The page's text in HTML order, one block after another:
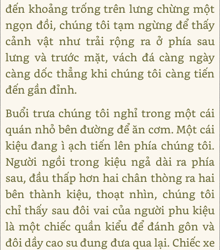
đến khoảng trống trên lưng chừng một
ngọn đồi, chúng tôi tạm ngừng để thấy
cảnh vật như trải rộng ra ở phía sau
lưng và trước mặt, vách đá càng ngày
càng dốc thẳng khi chúng tôi càng tiến
đến gần đỉnh.
Buổi trưa chúng tôi nghỉ trong một cái
quán nhỏ bên đường để ăn cơm. Một cái
kiệu đang ì ạch tiến lên phía chúng tôi.
Người ngồi trong kiệu ngả dài ra phía
sau, đầu thấp hơn hai chân thòng ra hai
bên thành kiệu, thoạt nhìn, chúng tôi
chỉ thấy sau đôi vai của người phu kiệu
là một chiếc quần kiểu để đánh gôn và
đôi dầy cao su đung đưa qua lại. Chiếc xe